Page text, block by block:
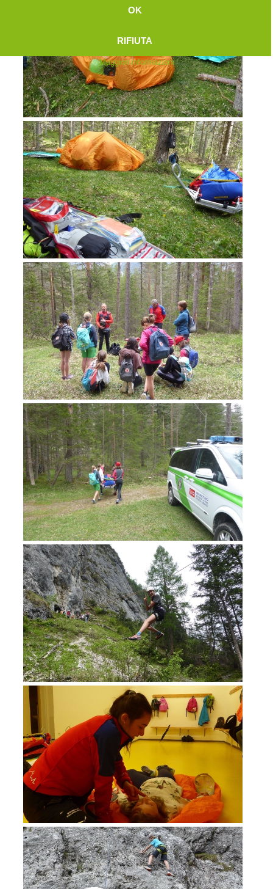
Attuali
Rapporti annuali
DIVENTARE VOLONTARI
Appartenenza
OK
RIFIUTA
Maggiori informazioni